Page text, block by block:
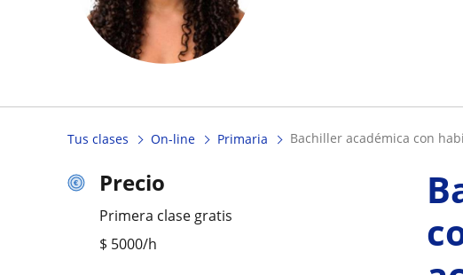
Tus clases On-line Primaria bachiller académica con
Precio
Primera clase gratis
$ 5000/h